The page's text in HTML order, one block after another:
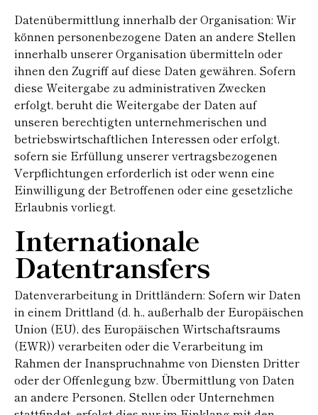
Datenübermittlung innerhalb der Organisation: Wir
können personenbezogene Daten an andere Stellen
innerhalb unserer Organisation übermitteln oder
ihnen den Zugriff auf diese Daten gewähren. Sofern
diese Weitergabe zu administrativen Zwecken
erfolgt, beruht die Weitergabe der Daten auf
unseren berechtigten unternehmerischen und
betriebswirtschaftlichen Interessen oder erfolgt,
sofern sie Erfüllung unserer vertragsbezogenen
Verpflichtungen erforderlich ist oder wenn eine
Einwilligung der Betroffenen oder eine gesetzliche
Erlaubnis vorliegt.
Internationale
Datentransfers
Datenverarbeitung in Drittländern: Sofern wir Daten
in einem Drittland (d. h., außerhalb der Europäischen
Union (EU), des Europäischen Wirtschaftsraums
(EWR)) verarbeiten oder die Verarbeitung im
Rahmen der Inanspruchnahme von Diensten Dritter
oder der Offenlegung bzw. Übermittlung von Daten
an andere Personen, Stellen oder Unternehmen